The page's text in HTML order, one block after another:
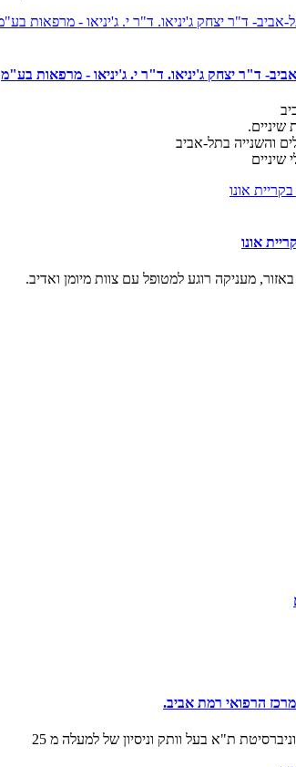
ד"ר יצחק ג'יניאו. ד"ר י. ג'יניאו - מרפאות בע"מ
והשנייה בתל-אביב
שיניים
אונו
מעניקה רוגע למטופל עם צוות מיומן ואדיב.
הרפואי רמת אביב.
ת"א בעל וותק וניסיון של למעלה מ 25